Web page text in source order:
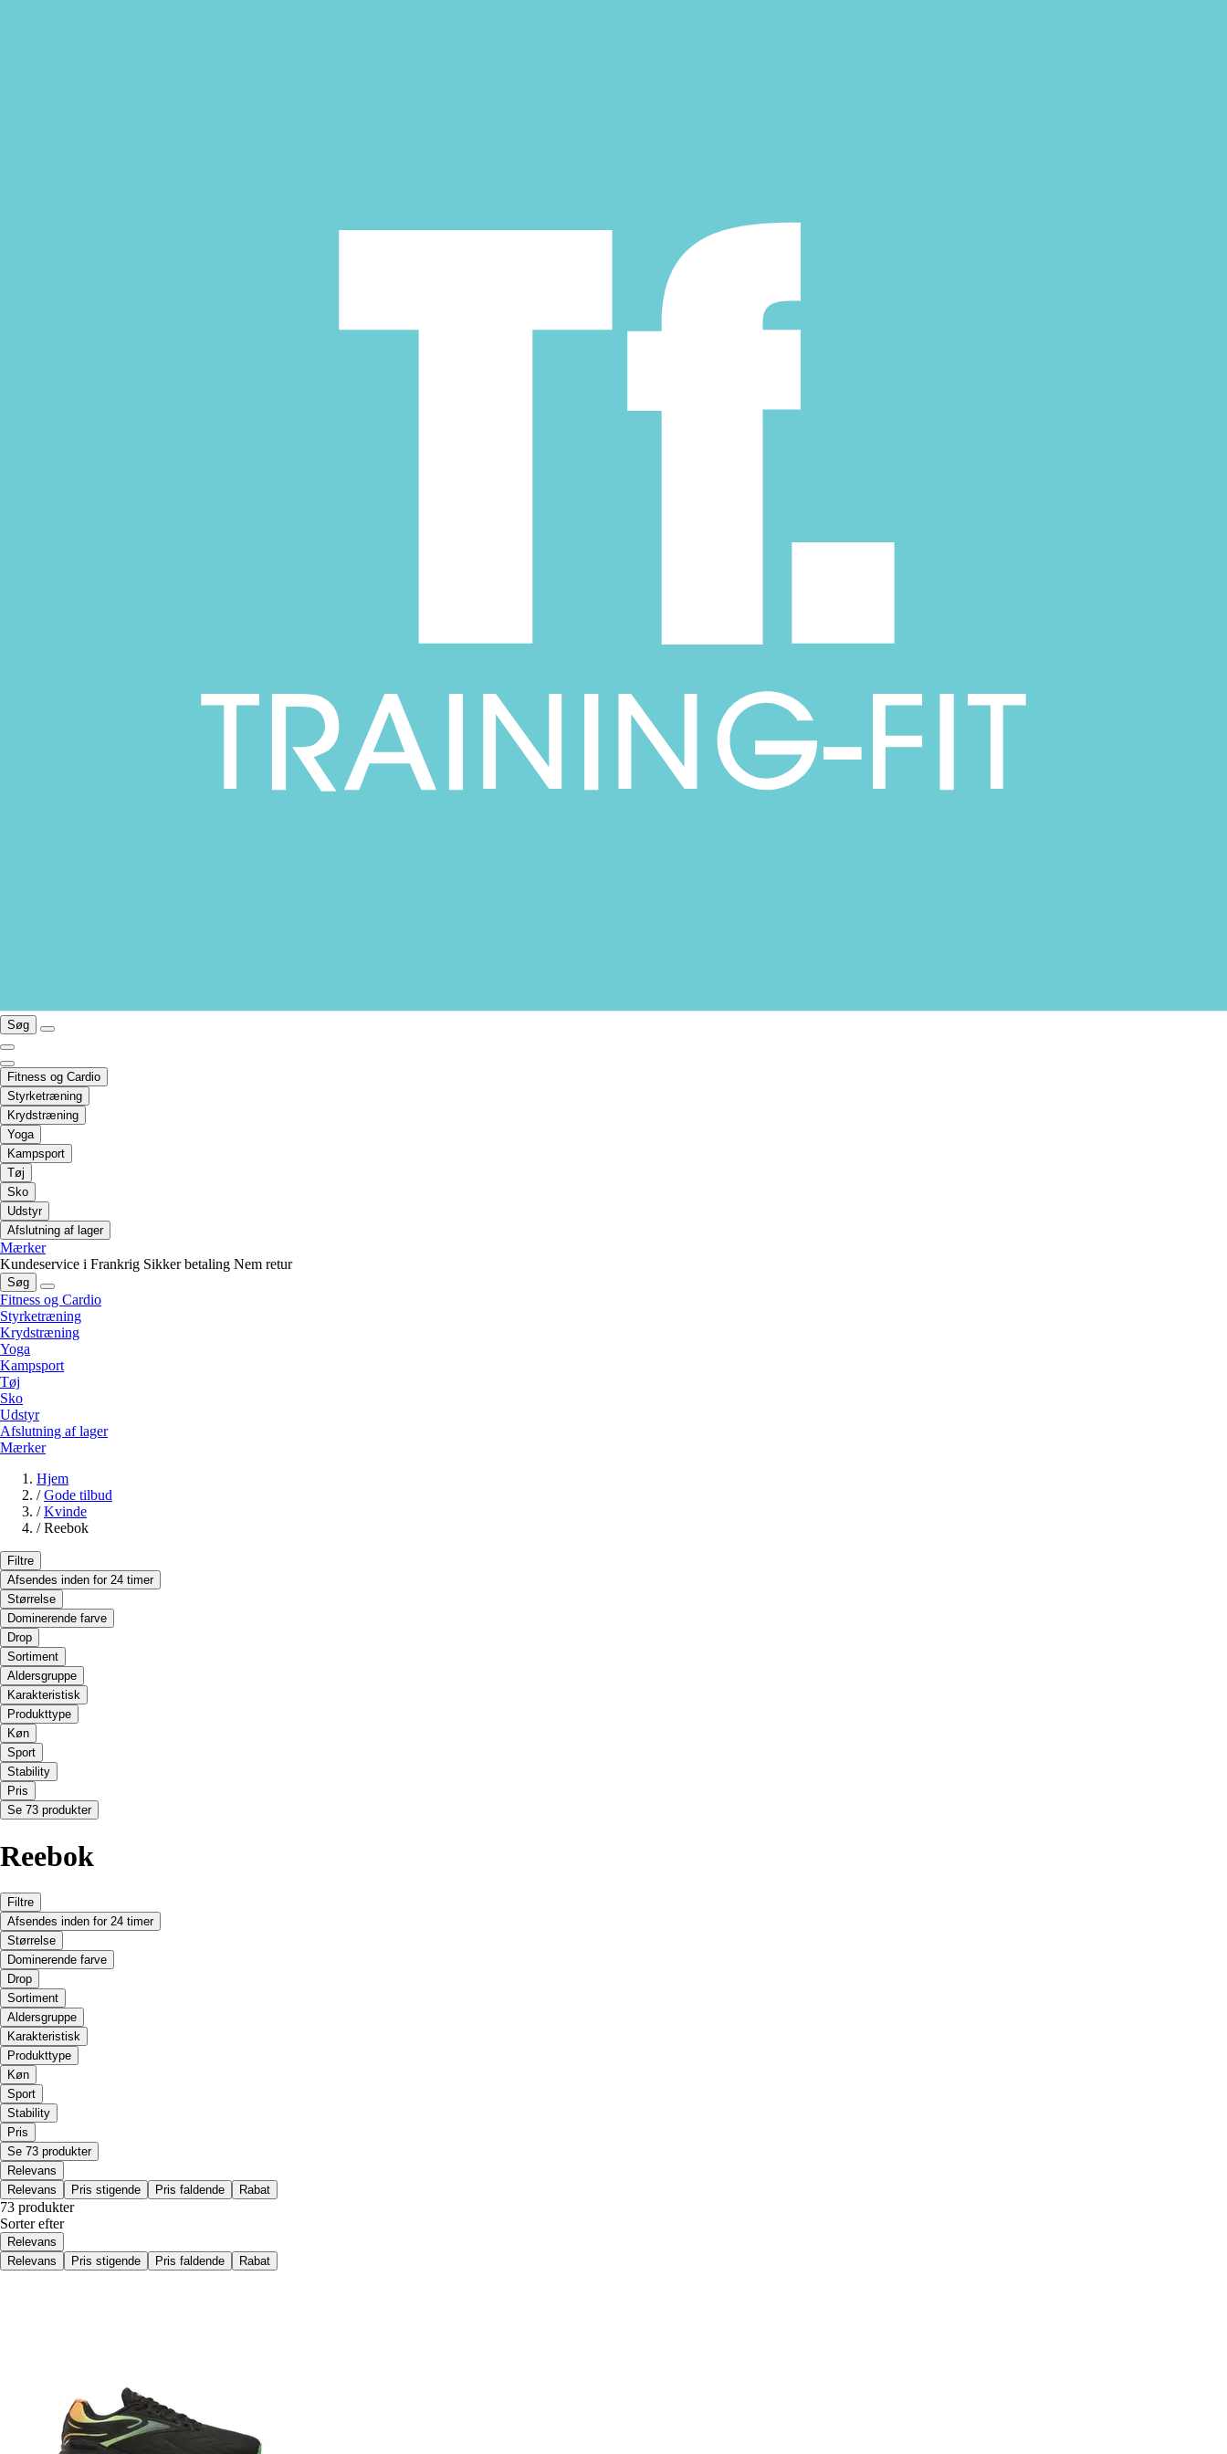
Søg
Fitness og Cardio
Styrketræning
Krydstræning
Yoga
Kampsport
Tøj
Sko
Udstyr
Afslutning af lager
Mærker
Kundeservice i Frankrig Sikker betaling Nem retur
Søg
Fitness og Cardio
Styrketræning
Krydstræning
Yoga
Kampsport
Tøj
Sko
Udstyr
Afslutning af lager
Mærker
Hjem
/ Gode tilbud
/ Kvinde
/ Reebok
Filtre
Afsendes inden for 24 timer
Størrelse
Dominerende farve
Drop
Sortiment
Aldersgruppe
Karakteristisk
Produkttype
Køn
Sport
Stability
Pris
Se 73 produkter
Reebok
Filtre
Afsendes inden for 24 timer
Størrelse
Dominerende farve
Drop
Sortiment
Aldersgruppe
Karakteristisk
Produkttype
Køn
Sport
Stability
Pris
Se 73 produkter
Relevans
Relevans
Pris stigende Pris faldende Rabat
73 produkter
Sorter efter
Relevans
Relevans
Pris stigende Pris faldende Rabat